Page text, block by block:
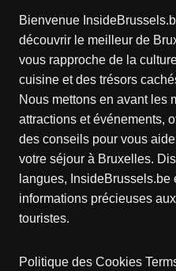
Bienvenue
découvrir le meilleur de
vous rapproche de la
cuisine et des trésors
Nous mettons en avant les
attractions et événements,
des conseils pour vous
votre séjour à Bruxelles.
langues, InsideBrussels.be
informations précieuses
touristes.
Politique des Cookies